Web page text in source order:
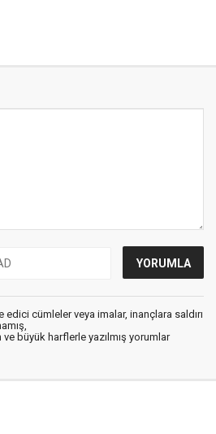
edici cümleler veya imalar, inançlara saldırı
büyük harflerle yazılmış yorumlar